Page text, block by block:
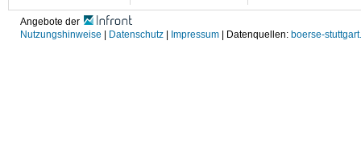
Angebote der
Nutzungshinweise
Datenschutz Impressum | Datenquellen: boerse-